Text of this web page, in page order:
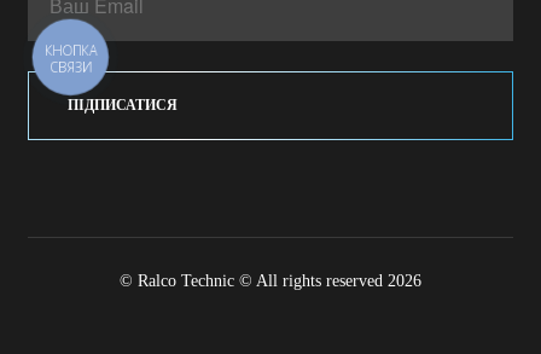
ПІДПИСАТИСЯ
© Ralco Technic © All rights reserved 2026
КНОПКА
СВЯЗИ